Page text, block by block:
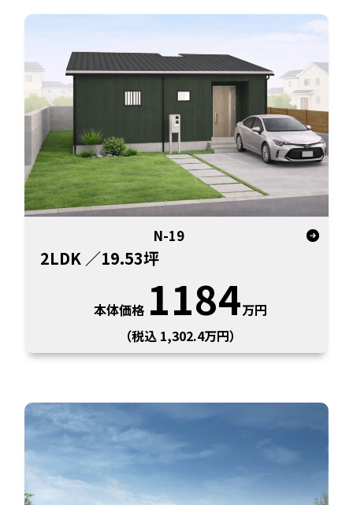
N-19
2LDK ／19.53坪
本体価格 1184万円
（税込 1,302.4万円）